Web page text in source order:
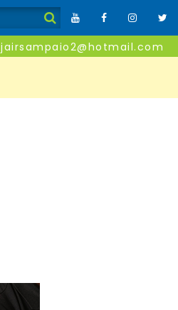
jairsampaio2@hotmail.com